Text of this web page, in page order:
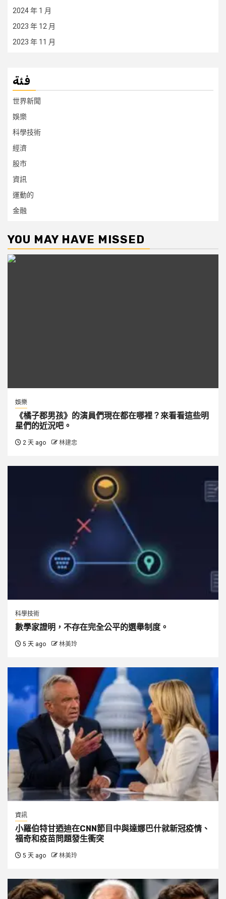
2024 年 1 月
2023 年 12 月
2023 年 11 月
فئة
世界新聞
娛樂
科學技術
經濟
股市
資訊
運動的
金融
YOU MAY HAVE MISSED
娛樂
《橘子郡男孩》的演員們現在都在哪裡？來看看這些明
星們的近況吧。
2 天 ago 林建忠
科學技術
數學家證明，不存在完全公平的選舉制度。
5 天 ago 林美玲
資訊
小羅伯特甘迺迪在CNN節目中與達娜巴什就新冠疫情、
福奇和疫苗問題發生衝突
5 天 ago 林美玲